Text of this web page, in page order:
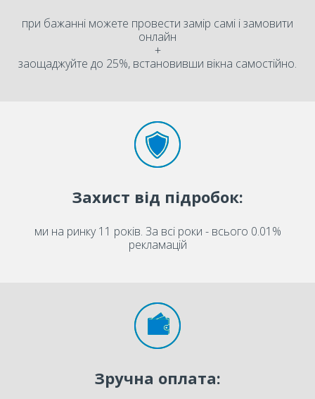
при бажанні можете провести замір самі і замовити
онлайн
+
заощаджуйте до 25%, встановивши вікна самостійно.
Захист від підробок:
ми на ринку 11 років. За всі роки - всього 0.01%
рекламацій
Зручна оплата: